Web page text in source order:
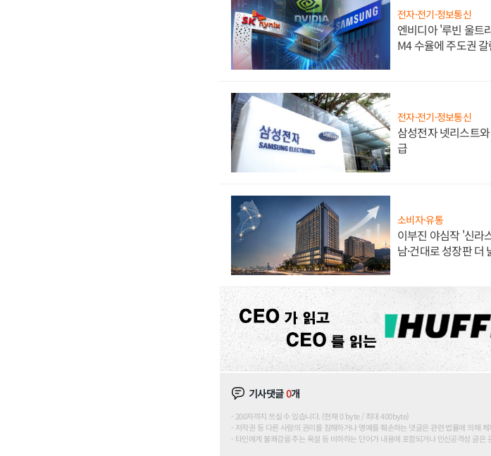
전자·전기·정보통신
엔비디아 '루빈 울트
M4 수율에 주도권
전자·전기·정보통신
삼성전자 넷리스트
급
소비자·유통
이부진 야심작 '신라
남·건대로 성장판 더
기사댓글0개
200자까지 쓰실 수 있습니다. (현재 0 byte / 최대 400byte)
저작권 등 다른 사람의 권리를 침해하거나 명예를 훼손하는 댓글은 관련 법률에 의해
타인에게 불쾌감을 주는 욕설 등 비하하는 단어가 내용에 포함되거나 인신공격성 글은